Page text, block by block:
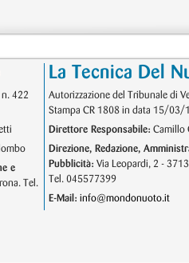
422
e
Tel.
La Tecnica Del
Autorizzazione del Tribunale di
Stampa CR 1808 in data 15/03/
Direttore Responsabile: Camillo
Direzione, Redazione,
Pubblicità: Via Leopardi, 2 -
Tel. 045577399
E-Mail: info@mondonuoto.it